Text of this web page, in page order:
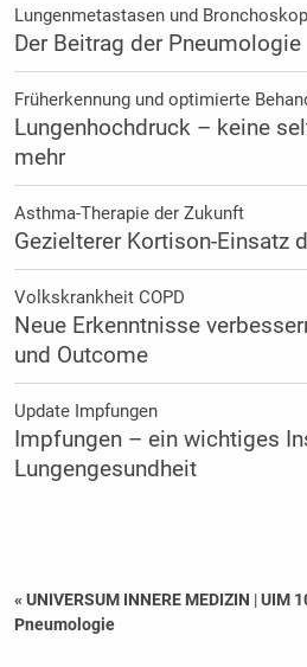
Lungenmetastasen und
Der Beitrag der Pneumologie
Früherkennung und optimierte
Lungenhochdruck – keine
mehr
Asthma-Therapie der Zukunft
Gezielterer Kortison-Einsatz
Volkskrankheit COPD
Neue Erkenntnisse
und Outcome
Update Impfungen
Impfungen – ein wichtiges
Lungengesundheit
« UNIVERSUM INNERE MEDIZIN |UIM
Pneumologie